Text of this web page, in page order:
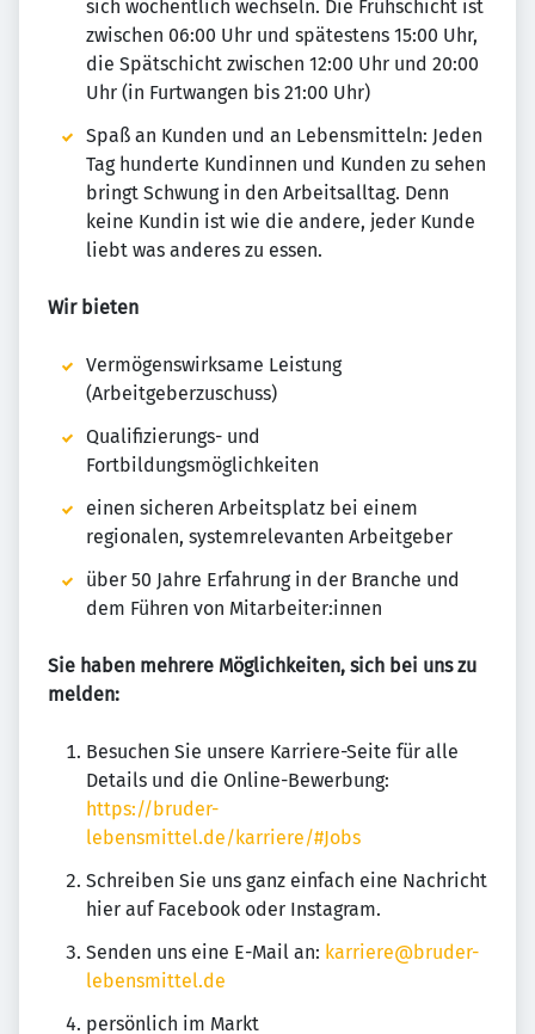
sich wöchentlich wechseln. Die Frühschicht ist
zwischen 06:00 Uhr und spätestens 15:00 Uhr,
die Spätschicht zwischen 12:00 Uhr und 20:00
Uhr (in Furtwangen bis 21:00 Uhr)
Spaß an Kunden und an Lebensmitteln: Jeden
Tag hunderte Kundinnen und Kunden zu sehen
bringt Schwung in den Arbeitsalltag. Denn
keine Kundin ist wie die andere, jeder Kunde
liebt was anderes zu essen.
Wir bieten
Vermögenswirksame Leistung
(Arbeitgeberzuschuss)
Qualifizierungs- und
Fortbildungsmöglichkeiten
einen sicheren Arbeitsplatz bei einem
regionalen, systemrelevanten Arbeitgeber
über 50 Jahre Erfahrung in der Branche und
dem Führen von Mitarbeiter:innen
Sie haben mehrere Möglichkeiten, sich bei uns zu
melden:
Besuchen Sie unsere Karriere-Seite für alle
Details und die Online-Bewerbung:
https://bruder-
lebensmittel.de/karriere/#Jobs
Schreiben Sie uns ganz einfach eine Nachricht
hier auf Facebook oder Instagram.
Senden uns eine E-Mail an: karriere@bruder-
lebensmittel.de
persönlich im Markt